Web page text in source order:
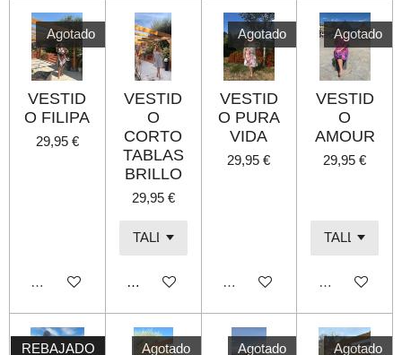
Agotado
VESTID
O FILIPA
29,95 €
Agotado
VESTID
O
CORTO
TABLAS
BRILLO
29,95 €
Añadir al carrito
Agotado
VESTID
O PURA
VIDA
29,95 €
Agotado
Agotado
VESTID
O
AMOUR
29,95 €
Agotado
REBAJADO Agotado Agotado Agotado